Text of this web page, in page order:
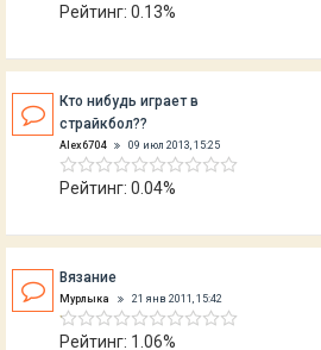
Рейтинг: 0.13%
Кто нибудь играет в
страйкбол??
Alex6704 09 июл 2013, 15:25
Рейтинг: 0.04%
Вязание
Мурлыка 21 янв 2011, 15:42
Рейтинг: 1.06%